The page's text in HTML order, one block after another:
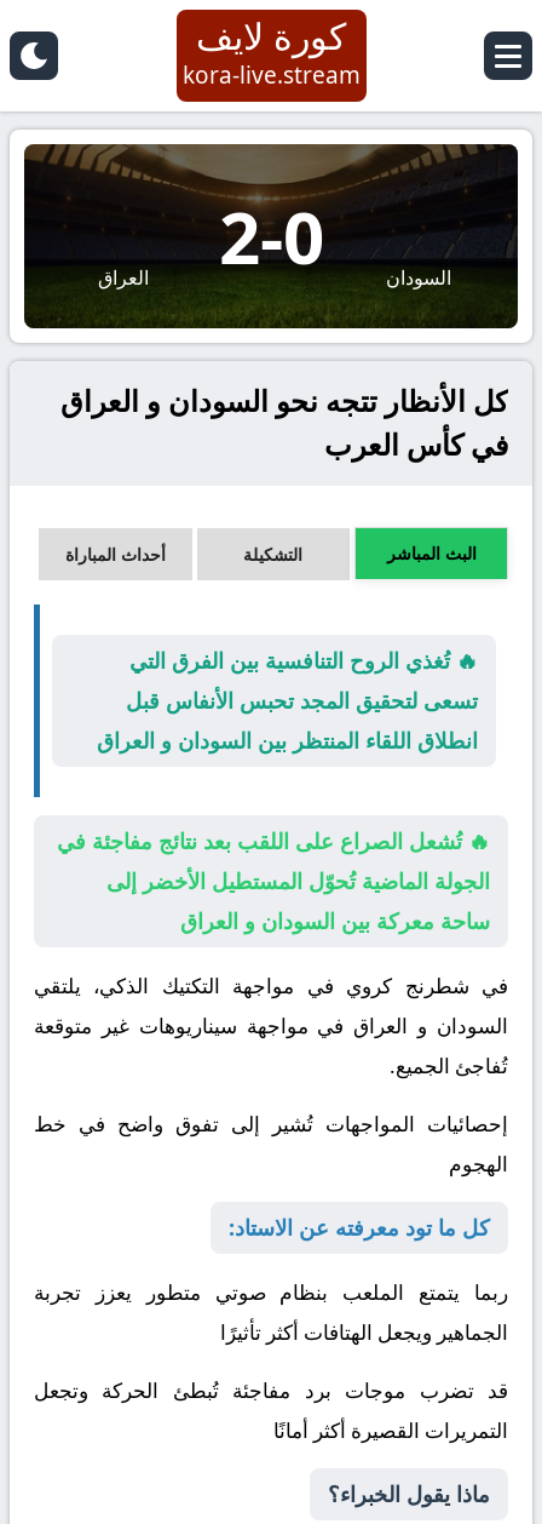
كورة لايف
kora-live.stream
السودان 0
-
2 العراق
كل الأنظار تتجه نحو السودان و العراق
في كأس العرب
البث المباشر التشكيلة أحداث المباراة
🔥 تُغذي الروح التنافسية بين الفرق التي
تسعى لتحقيق المجد تحبس الأنفاس قبل
انطلاق اللقاء المنتظر بين السودان و العراق
🔥 تُشعل الصراع على اللقب بعد نتائج مفاجئة في
الجولة الماضية تُحوّل المستطيل الأخضر إلى
ساحة معركة بين السودان و العراق
في شطرنج كروي في مواجهة التكتيك الذكي، يلتقي
السودان و العراق في مواجهة سيناريوهات غير متوقعة
تُفاجئ الجميع.
إحصائيات المواجهات تُشير إلى تفوق واضح في خط
الهجوم
كل ما تود معرفته عن الاستاد:
ربما يتمتع الملعب بنظام صوتي متطور يعزز تجربة
الجماهير ويجعل الهتافات أكثر تأثيرًا
قد تضرب موجات برد مفاجئة تُبطئ الحركة وتجعل
التمريرات القصيرة أكثر أمانًا
ماذا يقول الخبراء؟